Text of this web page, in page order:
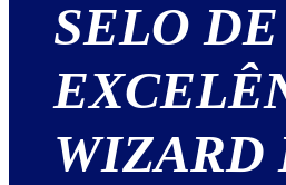
SELO DE
WIZARD